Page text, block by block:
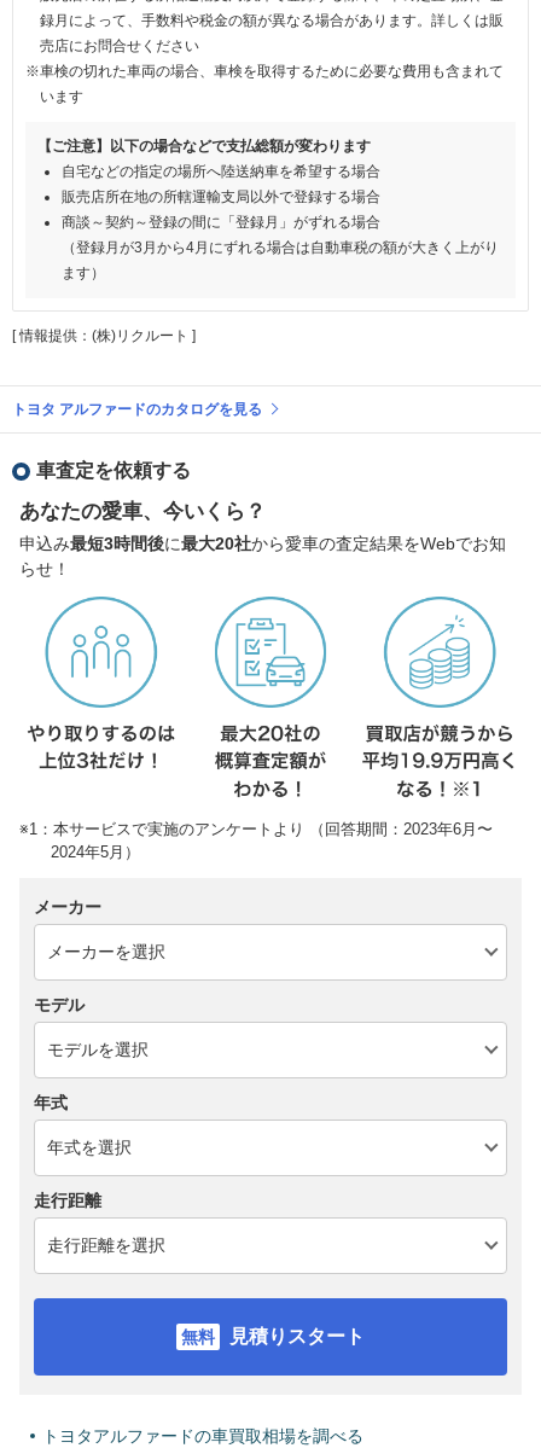
録月によって、手数料や税金の額が異なる場合があります。詳しくは販
売店にお問合せください
※車検の切れた車両の場合、車検を取得するために必要な費用も含まれて
います
【ご注意】以下の場合などで支払総額が変わります
自宅などの指定の場所へ陸送納車を希望する場合
販売店所在地の所轄運輸支局以外で登録する場合
商談～契約～登録の間に「登録月」がずれる場合
（登録月が3月から4月にずれる場合は自動車税の額が大きく上がり
ます）
[ 情報提供：(株)リクルート ]
トヨタ アルファードのカタログを見る
車査定を依頼する
あなたの愛車、今いくら？
申込み最短3時間後に最大20社から愛車の査定結果をWebでお知
らせ！
※1：本サービスで実施のアンケートより （回答期間：2023年6月〜
2024年5月）
メーカー
モデル
年式
走行距離
見積りスタート
トヨタアルファードの車買取相場を調べる